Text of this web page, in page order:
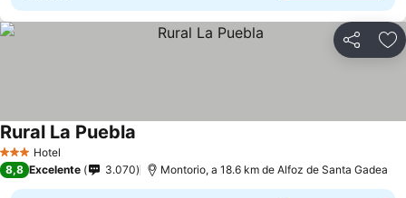
Partilhar
3 EstrelasHotel
Rural La Puebla
8,8 Excelente 3.070 Montorio, a 18.6 km de Alfoz de Santa Gadea